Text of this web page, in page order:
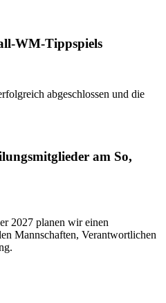
WM-Tippspiels
abgeschlossen und die
am So,
2027 planen wir einen
Mannschaften, Verantwortlichen